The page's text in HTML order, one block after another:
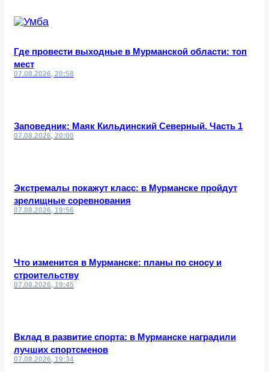
Где провести выходные в Мурманской области: топ
мест
07.08.2026, 20:58
Заповедник: Маяк Кильдинский Северный. Часть 1
07.08.2026, 20:00
Экстремалы покажут класс: в Мурманске пройдут
зрелищные соревнования
07.08.2026, 19:56
Что изменится в Мурманске: планы по сносу и
строительству
07.08.2026, 19:45
Вклад в развитие спорта: в Мурманске наградили
лучших спортсменов
07.08.2026, 19:34